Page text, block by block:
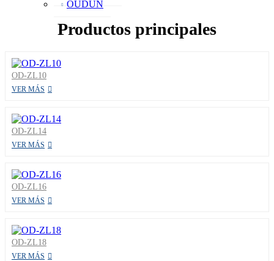
OUDUN
Productos principales
OD-ZL10
VER MÁS
OD-ZL14
VER MÁS
OD-ZL16
VER MÁS
OD-ZL18
VER MÁS